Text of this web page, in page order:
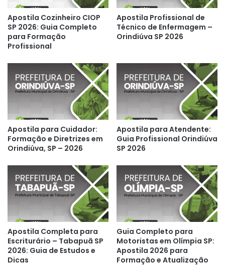
Apostila Cozinheiro CIOP
SP 2026: Guia Completo
para Formação
Profissional
Apostila Profissional de
Técnico de Enfermagem –
Orindiúva SP 2026
Apostila para Cuidador:
Formação e Diretrizes em
Orindiúva, SP – 2026
Apostila para Atendente:
Guia Profissional Orindiúva
SP 2026
Apostila Completa para
Escriturário – Tabapuã SP
2026: Guia de Estudos e
Dicas
Guia Completo para
Motoristas em Olímpia SP:
Apostila 2026 para
Formação e Atualização